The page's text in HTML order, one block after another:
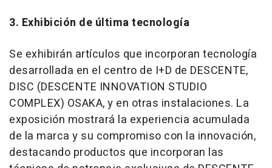
3. Exhibición de última tecnología
Se exhibirán artículos que incorporan tecnología
desarrollada en el centro de I+D de DESCENTE,
DISC (DESCENTE INNOVATION STUDIO
COMPLEX) OSAKA, y en otras instalaciones. La
exposición mostrará la experiencia acumulada
de la marca y su compromiso con la innovación,
destacando productos que incorporan las